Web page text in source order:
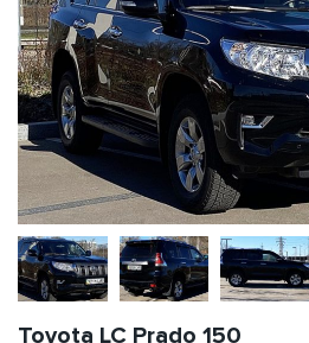
Toyota LC Prado 150